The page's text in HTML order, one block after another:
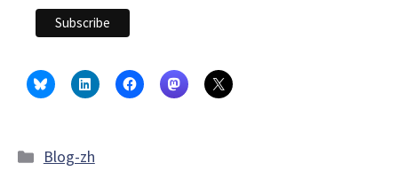
分
Blog-zh